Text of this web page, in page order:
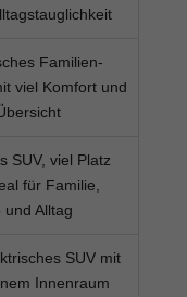
Familien-
viel Komfort und
SUV, viel Platz
für Familie,
und Alltag
SUV mit
Innenraum